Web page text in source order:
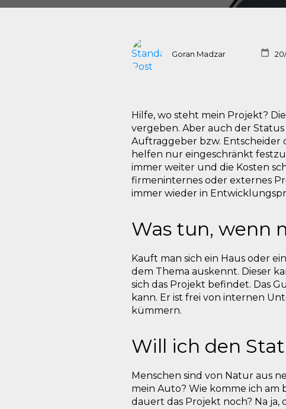
Goran Madzar
Hilfe, wo steht mein Projekt?
vergeben. Aber auch der
Auftraggeber bzw.
helfen nur eingeschränkt
immer weiter und die Kosten
firmeninternes oder externes
immer wieder in
Was tun, wenn
Kauft man sich ein Haus oder
dem Thema auskennt. Dieser
sich das Projekt befindet. Das
kann. Er ist frei von internen
kümmern.
Will ich den
Menschen sind von Natur aus
mein Auto? Wie komme ich am
dauert das Projekt noch? Na ja,